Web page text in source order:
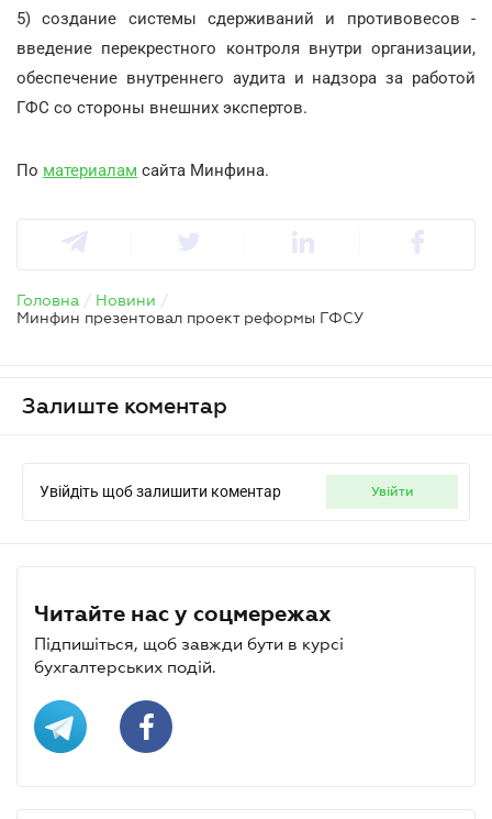
5) создание системы сдерживаний и противовесов -
введение перекрестного контроля внутри организации,
обеспечение внутреннего аудита и надзора за работой
ГФС со стороны внешних экспертов.
По материалам сайта Минфина.
Головна / Новини /
Минфин презентовал проект реформы ГФСУ
Залиште коментар
Увійдіть щоб залишити коментар увійти
Читайте нас у соцмережах
Підпишіться, щоб завжди бути в курсі
бухгалтерських подій.